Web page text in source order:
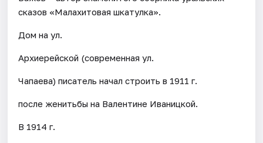
сказов «Малахитовая шкатулка».
Дом на ул.
Архиерейской (современная ул.
Чапаева) писатель начал строить в 1911 г.
после женитьбы на Валентине Иваницкой.
В 1914 г.